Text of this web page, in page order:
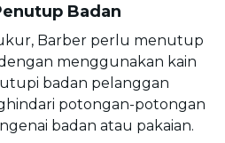
Badan
Barber perlu menutup
menggunakan kain
badan pelanggan
potongan-potongan
badan atau pakaian.